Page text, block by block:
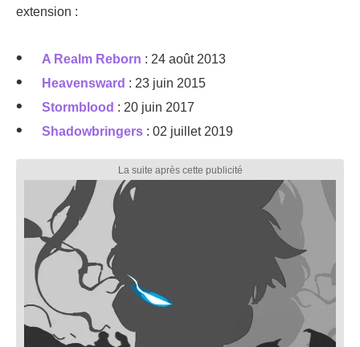
extension :
A Realm Reborn : 24 août 2013
Heavensward : 23 juin 2015
Stormblood : 20 juin 2017
Shadowbringers : 02 juillet 2019